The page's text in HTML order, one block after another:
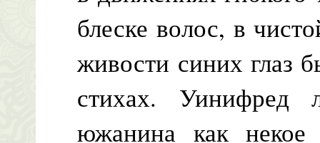
блеске волос, в
живости синих глаз
стихах. Уинифред
южанина как